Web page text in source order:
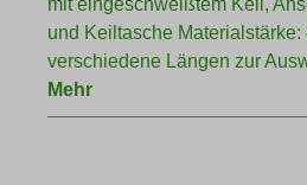
und Keiltasche Materialstärke:
verschiedene Längen zur
Mehr